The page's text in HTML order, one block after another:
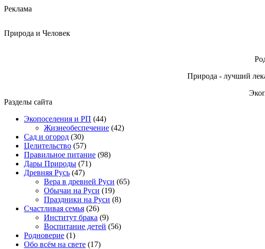
Реклама
Природа и Человек
Природа - лучший
Разделы сайта
Экопоселения и РП (44)
Жизнеобеспечение (42)
Сад и огород (30)
Целительство (57)
Правильное питание (98)
Дары Природы (71)
Древняя Русь (47)
Вера в древней Руси (65)
Обычаи на Руси (19)
Праздники на Руси (8)
Счастливая семья (26)
Институт брака (9)
Воспитание детей (56)
Родноверие (1)
Обо всём на свете (17)